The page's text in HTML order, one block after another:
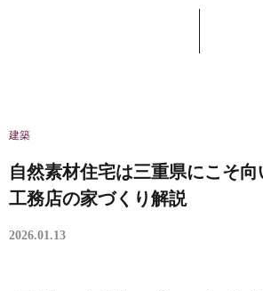
建築
自然素材住宅は三重県にこそ
工務店の家づくり解説
2026.01.13